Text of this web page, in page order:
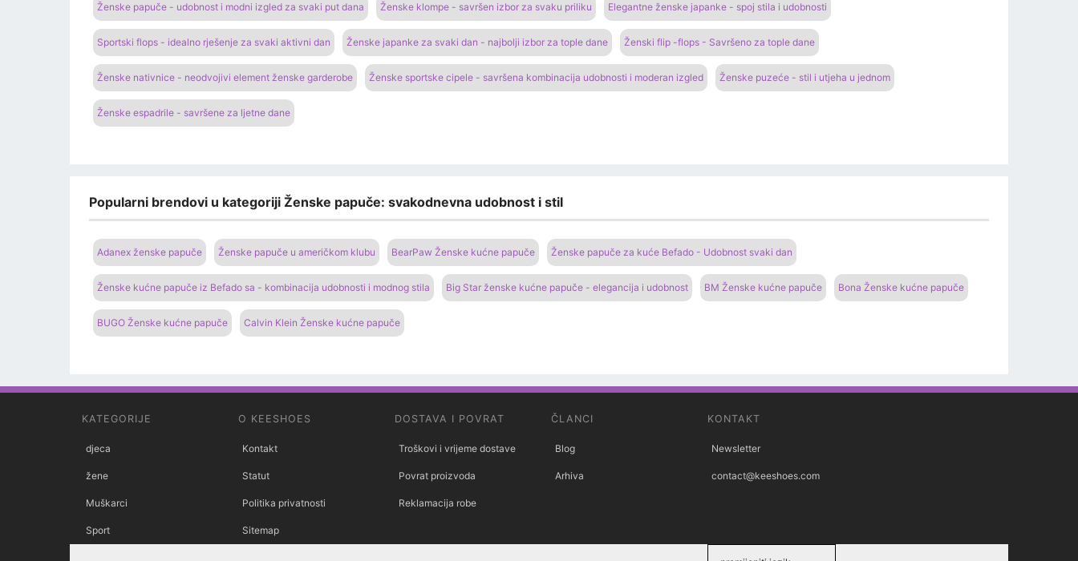
Ženske papuče - udobnost i modni izgled za svaki put dana Ženske klompe - savršen izbor za svaku priliku Elegantne ženske japanke - spoj stila i udobnosti
Sportski flops - idealno rješenje za svaki aktivni dan Ženske japanke za svaki dan - najbolji izbor za tople dane Ženski flip -flops - Savršeno za tople dane
Ženske nativnice - neodvojivi element ženske garderobe Ženske sportske cipele - savršena kombinacija udobnosti i moderan izgled Ženske puzeće - stil i utjeha u jednom
Ženske espadrile - savršene za ljetne dane
Popularni brendovi u kategoriji Ženske papuče: svakodnevna udobnost i stil
Adanex ženske papuče Ženske papuče u američkom klubu BearPaw Ženske kućne papuče Ženske papuče za kuće Befado - Udobnost svaki dan
Ženske kućne papuče iz Befado sa - kombinacija udobnosti i modnog stila Big Star ženske kućne papuče - elegancija i udobnost BM Ženske kućne papuče Bona Ženske kućne papuče
BUGO Ženske kućne papuče Calvin Klein Ženske kućne papuče
KATEGORIJE
djeca
žene
Muškarci
Sport
O KEESHOES
Kontakt
Statut
Politika privatnosti
Sitemap
DOSTAVA I POVRAT
Troškovi i vrijeme dostave
Povrat proizvoda
Reklamacija robe
ČLANCI
Blog
Arhiva
KONTAKT
Newsletter
contact@keeshoes.com